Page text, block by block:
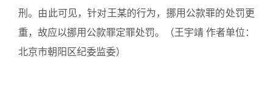
刑。由此可见，针对王某的行为，挪用公款罪的处罚更
重，故应以挪用公款罪定罪处罚。（王宇靖 作者单位：
北京市朝阳区纪委监委）